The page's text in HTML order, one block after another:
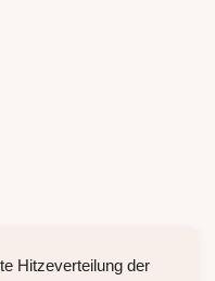
Hitzeverteilung der